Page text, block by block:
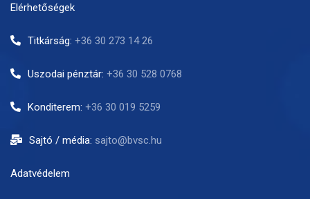
Elérhetőségek
Titkárság: +36 30 273 14 26
Uszodai pénztár: +36 30 528 0768
Konditerem: +36 30 019 5259
Sajtó / média: sajto@bvsc.hu
Adatvédelem